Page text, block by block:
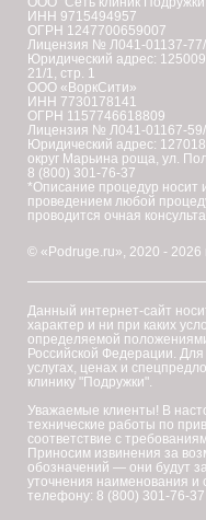
ИНН 9715494957
ОГРН 1247700659007
Лицензия № Л041-01137-
Юридический адрес:
21/1, стр. 1
ООО «ВоркСити»
ИНН 7730178141
ОГРН 1157746618809
Лицензия № Л041-01167-
Юридический адрес:
округ Марьина роща, ул.
8 (800) 301-76-37
*Описание процедур
проведением любой
проводится очная
© «Podruge.ru», 2020 -
Данный интернет-сайт
характер и ни при каких
определяемой
Российской Федерации.
услугах, ценах и
клинику "Подружки".
Уважаемые клиенты! В
технические работы по
соответствие с
Приносим извинения за
обозначений — они будут
уточнения наименования и
телефону: 8 (800) 301-76-37